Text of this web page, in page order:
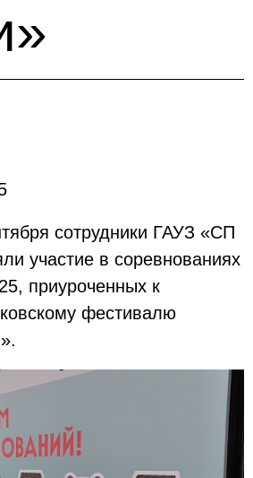
сотрудники ГАУЗ «СП
участие в соревнованиях
приуроченных к
фестивалю